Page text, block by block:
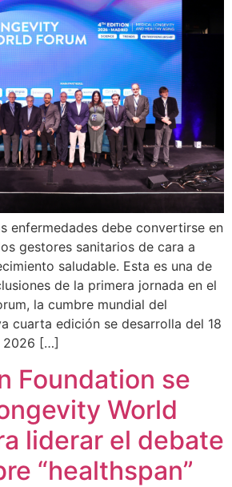
enfermedades debe convertirse en
gestores sanitarios de cara a
saludable. Esta es una de
de la primera jornada en el
la cumbre mundial del
cuarta edición se desarrolla del 18
2026 […]
Foundation se
World
liderar el debate
“healthspan”